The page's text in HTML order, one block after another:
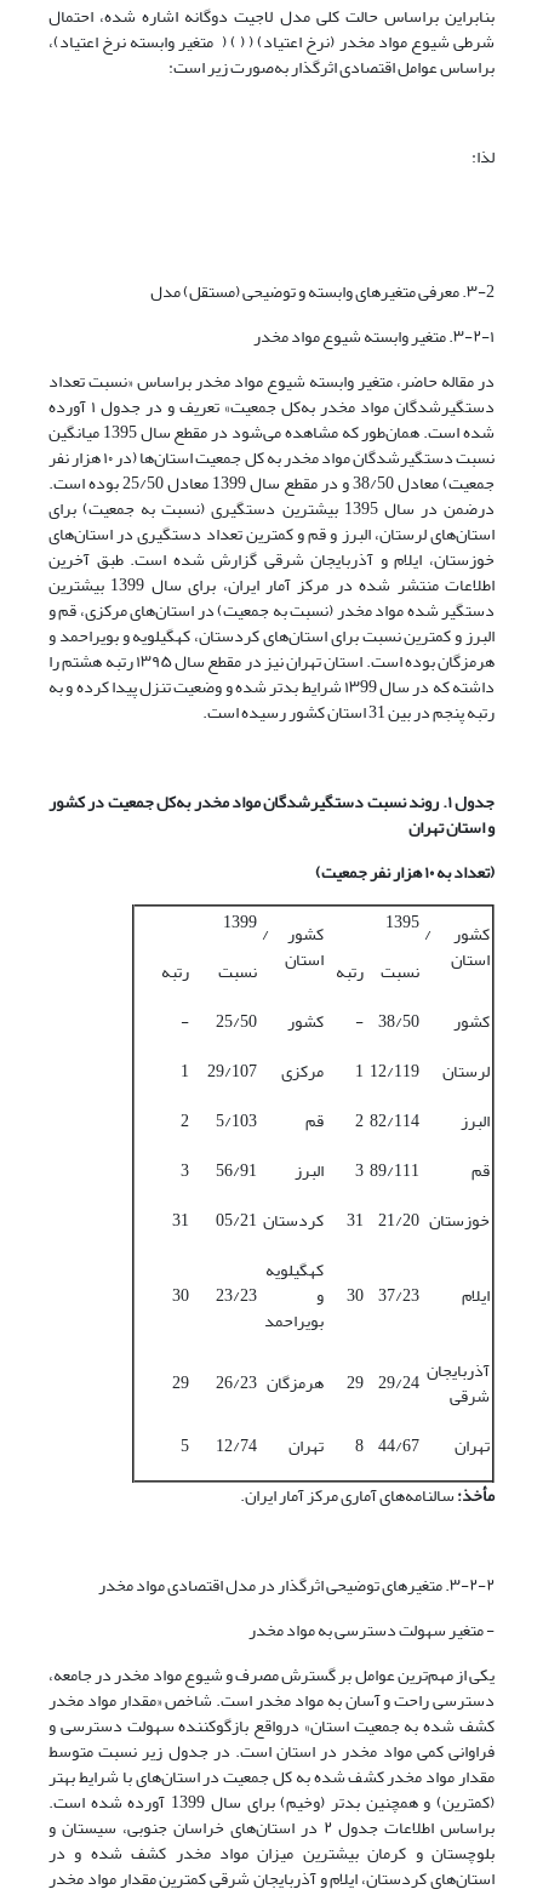
بنابراین براساس حالت کلی مدل لاجیت دوگانه اشاره‌ شده، احتمال
شرطی شیوع مواد مخدر (نرخ اعتیاد) ( ( ) ( متغیر وابسته نرخ اعتیاد)،
براساس عوامل اقتصادی اثرگذار به‌صورت زیر است:
لذا:
۳-2. معرفی متغیرهای وابسته و توضیحی (مستقل) مدل
۳-۲-۱. متغیر وابسته شیوع مواد مخدر
در مقاله حاضر، متغیر وابسته شیوع مواد مخدر براساس «نسبت تعداد
دستگیرشدگان مواد مخدر به‌کل جمعیت» تعریف و در جدول ۱ آورده
شده است. همان‌طور که مشاهده می‌شود در مقطع سال 1395 میانگین
نسبت دستگیرشدگان مواد مخدر به‌ کل جمعیت استان‌ها (در ۱۰ هزار نفر
جمعیت) معادل 38/50 و در مقطع سال 1399 معادل 25/50 بوده است.
درضمن در سال 1395 بیشترین دستگیری (نسبت به جمعیت) برای
استان‌های لرستان، البرز و قم و کمترین تعداد دستگیری در استان‌های
خوزستان، ایلام و آذربایجان شرقی گزارش شده است. طبق آخرین
اطلاعات منتشر شده در مرکز آمار ایران، برای سال 1399 بیشترین
دستگیر شده مواد مخدر (نسبت به جمعیت) در استان‌های مرکزی، قم و
البرز و کمترین نسبت برای استان‌های کردستان، کهگیلویه و بویراحمد و
هرمزگان بوده است. استان تهران نیز در مقطع سال ۱۳۹۵ رتبه هشتم را
داشته که در سال ۱۳99 شرایط بدتر شده و وضعیت تنزل پیدا کرده و به
رتبه پنجم در بین 31 استان کشور رسیده است.
جدول ۱. روند نسبت دستگیرشدگان مواد مخدر به کل جمعیت در کشور
و استان تهران
(تعداد به ۱۰ هزار نفر جمعیت)
کشور /
استان
1395 کشور /
استان
1399
نسبت رتبه نسبت
رتبه
کشور
38/50
- کشور 25/50
-
لرستان
12/119
1 مرکزی 29/107
1
البرز
82/114
2 قم 5/103
2
قم
89/111
3 البرز 56/91
3
خوزستان 21/20
31 کردستان 05/21
31
ایلام 37/23
30
کهگیلویه
و
بویراحمد
23/23
30
آذربایجان
شرقی 29/24
29 هرمزگان 26/23
29
تهران
44/67
8 تهران 12/74
5
مأخذ:سالنامه‌های آماری مرکز آمار ایران.
۳-۲-۲. متغیرهای توضیحی اثرگذار در مدل اقتصادی مواد مخدر
- متغیر سهولت دسترسی به مواد مخدر
یکی از مهم‌ترین عوامل بر گسترش مصرف و شیوع مواد مخدر در جامعه،
دسترسی راحت و آسان به مواد مخدر است. شاخص «مقدار مواد مخدر
کشف شده به جمعیت استان» درواقع بازگوکننده سهولت دسترسی و
فراوانی کمی مواد مخدر در استان است. در جدول زیر نسبت متوسط
مقدار مواد مخدر کشف شده به کل جمعیت در استان‌های با شرایط بهتر
(کمترین) و همچنین بدتر (وخیم) برای سال 1399 آورده شده است.
براساس اطلاعات جدول ۲ در استان‌های خراسان‌ جنوبی، سیستان و
بلوچستان و کرمان بیشترین میزان مواد مخدر کشف شده و در
استان‌های کردستان، ایلام و آذربایجان شرقی کمترین مقدار مواد مخدر